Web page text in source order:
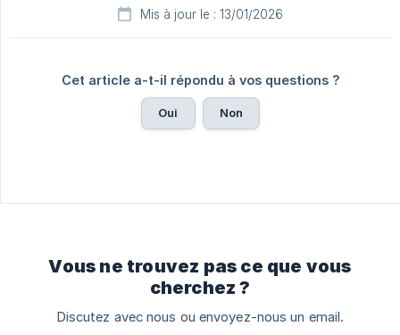
Mis à jour le : 13/01/2026
Cet article a-t-il répondu à vos questions ?
Oui Non
Vous ne trouvez pas ce que vous
cherchez ?
Discutez avec nous ou envoyez-nous un email.